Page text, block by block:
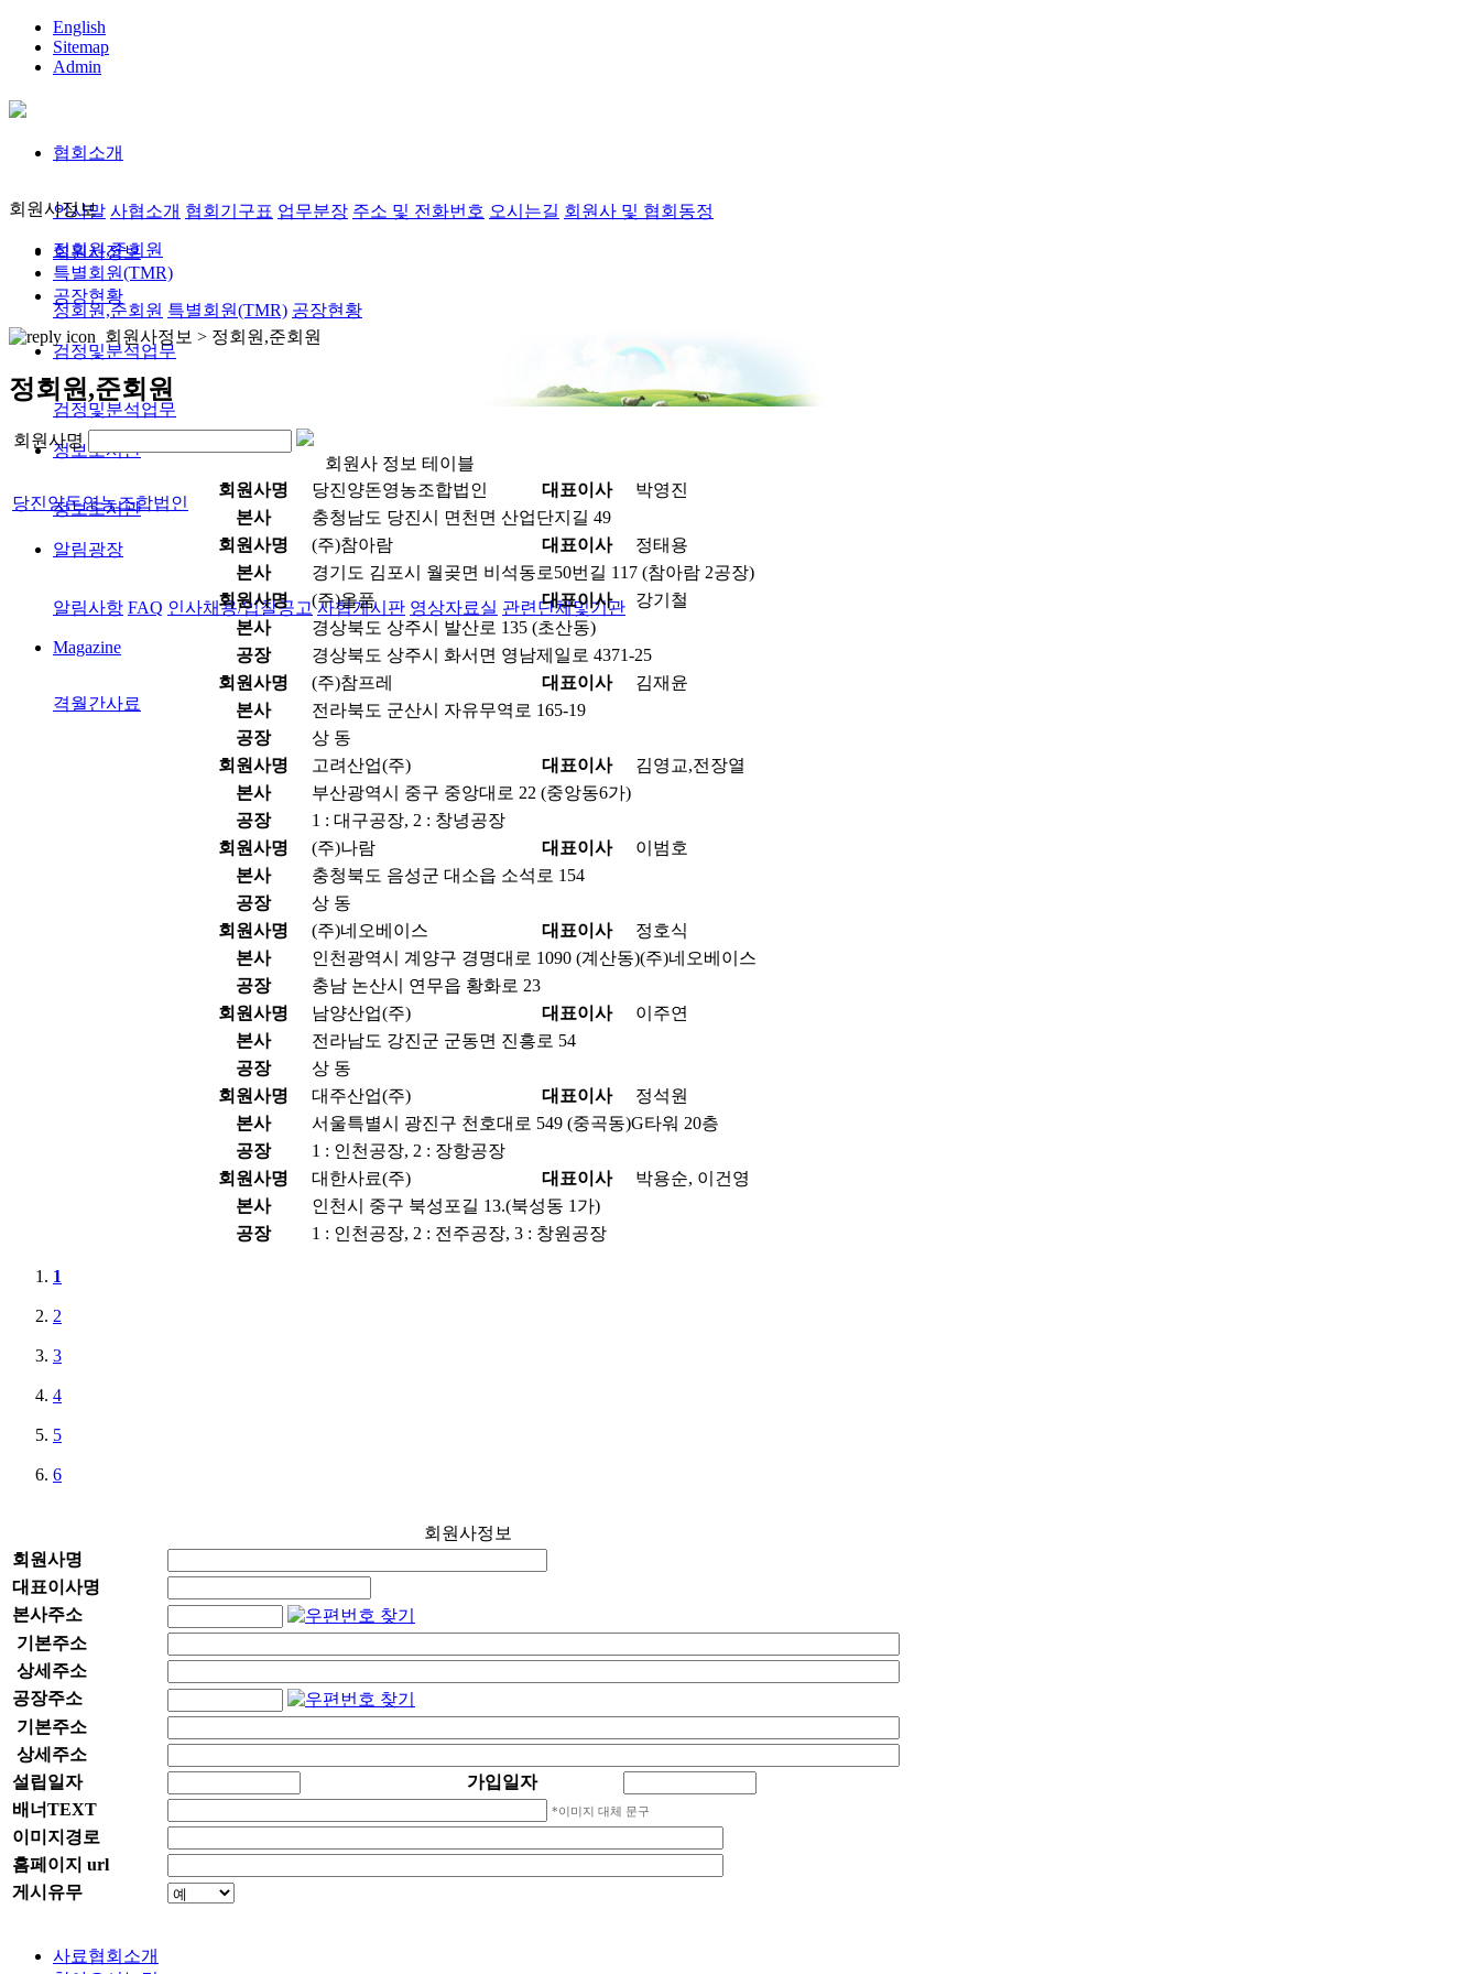
English
Sitemap
Admin
협회소개
인사말 사협소개 협회기구표 업무분장 주소 및 전화번호 오시는길 회원사 및 협회동정
회원사정보
정회원,준회원 특별회원(TMR) 공장현황
검정및분석업무
검정및분석업무
정보도서관
정보도서관
알림광장
알림사항 FAQ 인사채용/입찰공고 사협게시판 영상자료실 관련단체및기관
Magazine
격월간사료
회원사정보
정회원,준회원
특별회원(TMR)
공장현황
회원사정보 > 정회원,준회원
정회원,준회원
회원사명
회원사 정보 테이블
당진양돈영농조합법인
회원사명 당진양돈영농조합법인 대표이사
박영진
본사
충청남도 당진시 면천면 산업단지길 49
회원사명
(주)참아람 대표이사
정태용
본사
경기도 김포시 월곶면 비석동로50번길 117 (참아람 2공장)
회원사명
(주)올품 대표이사
강기철
본사
경상북도 상주시 발산로 135 (초산동)
공장
경상북도 상주시 화서면 영남제일로 4371-25
회원사명
(주)참프레 대표이사
김재윤
본사
전라북도 군산시 자유무역로 165-19
공장
상 동
회원사명
고려산업(주) 대표이사
김영교,전장열
본사
부산광역시 중구 중앙대로 22 (중앙동6가)
공장
1 : 대구공장, 2 : 창녕공장
회원사명
(주)나람 대표이사
이범호
본사
충청북도 음성군 대소읍 소석로 154
공장
상 동
회원사명
(주)네오베이스 대표이사
정호식
본사
인천광역시 계양구 경명대로 1090 (계산동)(주)네오베이스
공장
충남 논산시 연무읍 황화로 23
회원사명
남양산업(주) 대표이사
이주연
본사
전라남도 강진군 군동면 진흥로 54
공장
상 동
회원사명
대주산업(주) 대표이사
정석원
본사
서울특별시 광진구 천호대로 549 (중곡동)G타워 20층
공장
1 : 인천공장, 2 : 장항공장
회원사명
대한사료(주) 대표이사
박용순, 이건영
본사
인천시 중구 북성포길 13.(북성동 1가)
공장
1 : 인천공장, 2 : 전주공장, 3 : 창원공장
1
2
3
4
5
6
회원사정보
회원사명
대표이사명
본사주소
기본주소
상세주소
공장주소
기본주소
상세주소
설립일자
가입일자
배너TEXT
*이미지 대체 문구
이미지경로
홈페이지 url
게시유무
사료협회소개